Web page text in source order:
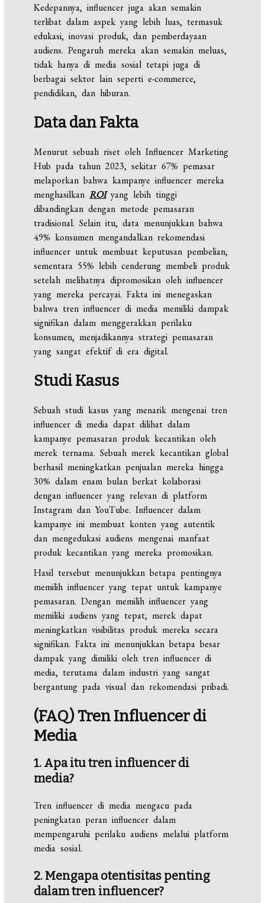
Kedepannya, influencer juga akan semakin
terlibat dalam aspek yang lebih luas, termasuk
edukasi, inovasi produk, dan pemberdayaan
audiens. Pengaruh mereka akan semakin meluas,
tidak hanya di media sosial tetapi juga di
berbagai sektor lain seperti e-commerce,
pendidikan, dan hiburan.
Data dan Fakta
Menurut sebuah riset oleh Influencer Marketing
Hub pada tahun 2023, sekitar 67% pemasar
melaporkan bahwa kampanye influencer mereka
menghasilkanROI yang lebih tinggi
dibandingkan dengan metode pemasaran
tradisional. Selain itu, data menunjukkan bahwa
49% konsumen mengandalkan rekomendasi
influencer untuk membuat keputusan pembelian,
sementara 55% lebih cenderung membeli produk
setelah melihatnya dipromosikan oleh influencer
yang mereka percayai. Fakta ini menegaskan
bahwa tren influencer di media memiliki dampak
signifikan dalam menggerakkan perilaku
konsumen, menjadikannya strategi pemasaran
yang sangat efektif di era digital.
Studi Kasus
Sebuah studi kasus yang menarik mengenai tren
influencer di media dapat dilihat dalam
kampanye pemasaran produk kecantikan oleh
merek ternama. Sebuah merek kecantikan global
berhasil meningkatkan penjualan mereka hingga
30% dalam enam bulan berkat kolaborasi
dengan influencer yang relevan di platform
Instagram dan YouTube. Influencer dalam
kampanye ini membuat konten yang autentik
dan mengedukasi audiens mengenai manfaat
produk kecantikan yang mereka promosikan.
Hasil tersebut menunjukkan betapa pentingnya
memilih influencer yang tepat untuk kampanye
pemasaran. Dengan memilih influencer yang
memiliki audiens yang tepat, merek dapat
meningkatkan visibilitas produk mereka secara
signifikan. Fakta ini menunjukkan betapa besar
dampak yang dimiliki oleh tren influencer di
media, terutama dalam industri yang sangat
bergantung pada visual dan rekomendasi pribadi.
(FAQ) Tren Influencer di
Media
1. Apa itu tren influencer di
media?
Tren influencer di media mengacu pada
peningkatan peran influencer dalam
mempengaruhi perilaku audiens melalui platform
media sosial.
2. Mengapa otentisitas penting
dalam tren influencer?